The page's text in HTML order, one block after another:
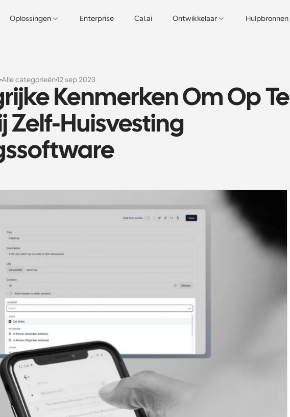
Oplossingen Enterprise Cal.ai Ontwikkelaar Hulpbronnen
Alle categorieën12 sep 2023
Kenmerken Om Op Te
Zelf-Huisvesting